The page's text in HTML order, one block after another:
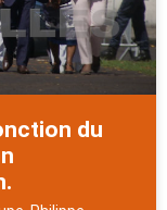
du